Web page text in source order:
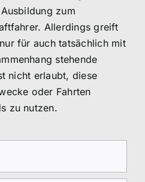
zum
Allerdings greift
für auch tatsächlich mit
stehende
nicht erlaubt, diese
oder Fahrten
zu nutzen.